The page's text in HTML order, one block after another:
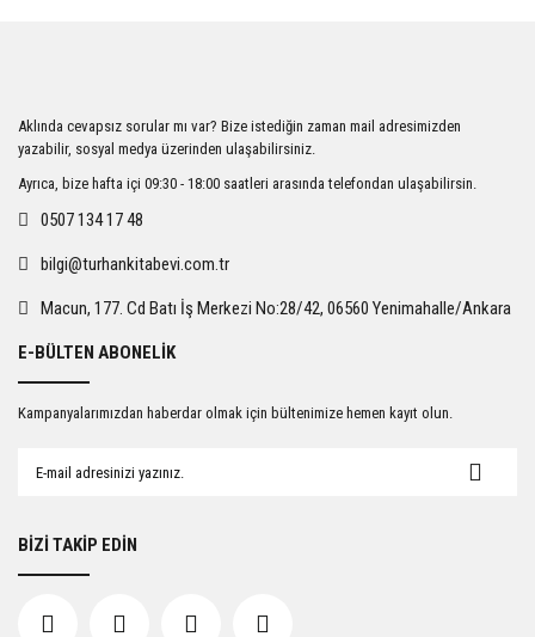
Ürün açıklamasında eksik bilgiler bulunuyor.
Ürün bilgilerinde hatalar bulunuyor.
Ürün fiyatı diğer sitelerden daha pahalı.
Gönder
Aklında cevapsız sorular mı var? Bize istediğin zaman mail adresimizden
yazabilir, sosyal medya üzerinden ulaşabilirsiniz.
Ayrıca, bize hafta içi 09:30 - 18:00 saatleri arasında telefondan ulaşabilirsin.
0507 134 17 48
bilgi@turhankitabevi.com.tr
Macun, 177. Cd Batı İş Merkezi No:28/42, 06560 Yenimahalle/Ankara
E-BÜLTEN ABONELİK
Kampanyalarımızdan haberdar olmak için bültenimize hemen kayıt olun.
BİZİ TAKİP EDİN